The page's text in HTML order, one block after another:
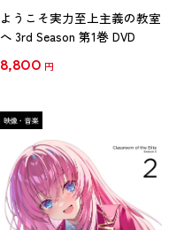
ようこそ実力至上主義の教室
へ 3rd Season 第1巻 DVD
8,800 円